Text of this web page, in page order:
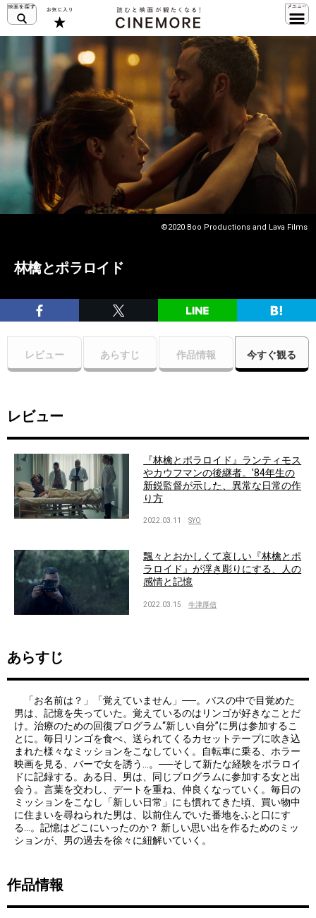
©2020 Boo Productions and Lava Films
林檎とポラロイド
レビュー あらすじ 作品情報 今すぐ観る
レビュー
『林檎とポラロイド』ランティモス
やカウフマンの後継者。’84年生の
新鋭監督が示した、異常な日常の作
り方
2022.03.11 SYO
飄々とおかしくて哀しい『林檎とポ
ラロイド』が浮き彫りにする、人の
感情と記憶
2022.03.15 牛津厚信
あらすじ
「お名前は？」「覚えていません」──。バスの中で目覚めた
男は、記憶を失っていた。覚えているのはリンゴが好きなことだ
け。治療のための回復プログラム“新しい自分”に男は参加するこ
とに。毎日リンゴを食べ、送られてくるカセットテープに吹き込
まれた様々なミッションをこなしていく。自転車に乗る、ホラー
映画を見る、バーで女を誘う…。──そして新たな経験をポラロイ
ドに記録する。ある日、男は、同じプログラムに参加する女と出
会う。言葉を交わし、デートを重ね、仲良くなっていく。毎日の
ミッションをこなし「新しい日常」にも慣れてきた頃、買い物中
に住まいを尋ねられた男は、以前住んでいた番地をふと口にす
る…。記憶はどこにいったのか？ 新しい思い出を作るためのミッ
ションが、男の過去を徐々に紐解いていく。
作品情報